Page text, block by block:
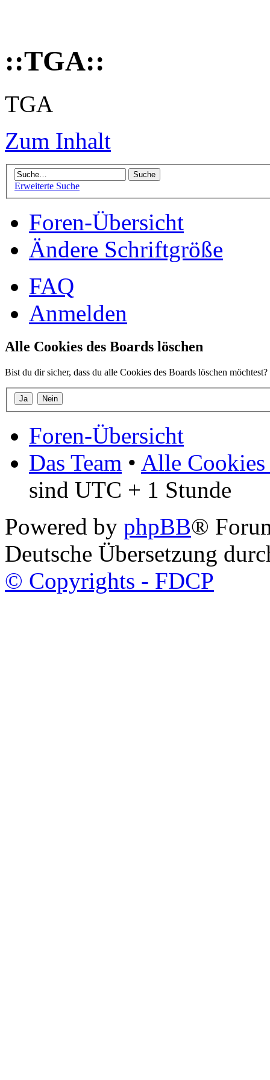
::TGA::
TGA
Zum Inhalt
Erweiterte Suche
Foren-Übersicht
Ändere Schriftgröße
FAQ
Anmelden
Alle Cookies des Boards löschen
Bist du dir sicher, dass du alle Cookies des Boards löschen möchtest?
Foren-Übersicht
Das Team • Alle Cookies
sind UTC + 1 Stunde
Powered by phpBB®
Deutsche Übersetzung
© Copyrights - FDCP